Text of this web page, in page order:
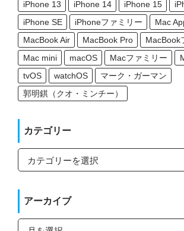
iPhone 13
iPhone 14 iPhone 15
iPhone SE
iPhoneファミリー
Mac
MacBook Air
MacBook Pro
MacBook
Mac mini
macOS Macファミリー
tvOS
watchOS
マーク・ガーマン
郭明錤（クオ・ミンチー）
カテゴリー
カ
ゴ
ー
アーカイブ
ア